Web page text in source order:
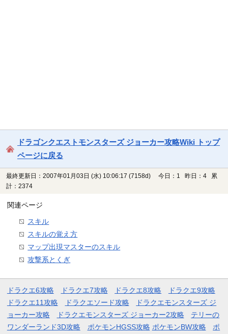
ドラゴンクエストモンスターズ ジョーカー攻略Wiki トップ
ページに戻る
最終更新日：2007年01月03日 (水) 10:06:17 (7158d)
今日：1 昨日：4 累
計：2374
関連ページ
スキル
スキルの覚え方
マップ出現マスターのスキル
攻撃系とくぎ
ドラクエ6攻略 ドラクエ7攻略 ドラクエ8攻略
ドラクエ9攻略
ドラクエ11攻略
ドラクエソード攻略
ドラクエモンスターズ ジ
ョーカー攻略
ドラクエモンスターズ ジョーカー2攻略
テリーの
ワンダーランド3D攻略
ポケモンHGSS攻略 ポケモンBW攻略 ポ